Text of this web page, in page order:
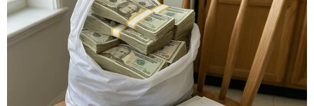
Thời gian tới, Hà Nội tập trung cao độ các biện
pháp phòng, chống dịch COVID-19, tiếp tục duy trì,
bảo vệ chốt tự quản "vùng xanh" tại các thôn,
xóm, làng, tổ dân phố, khu dân cư...